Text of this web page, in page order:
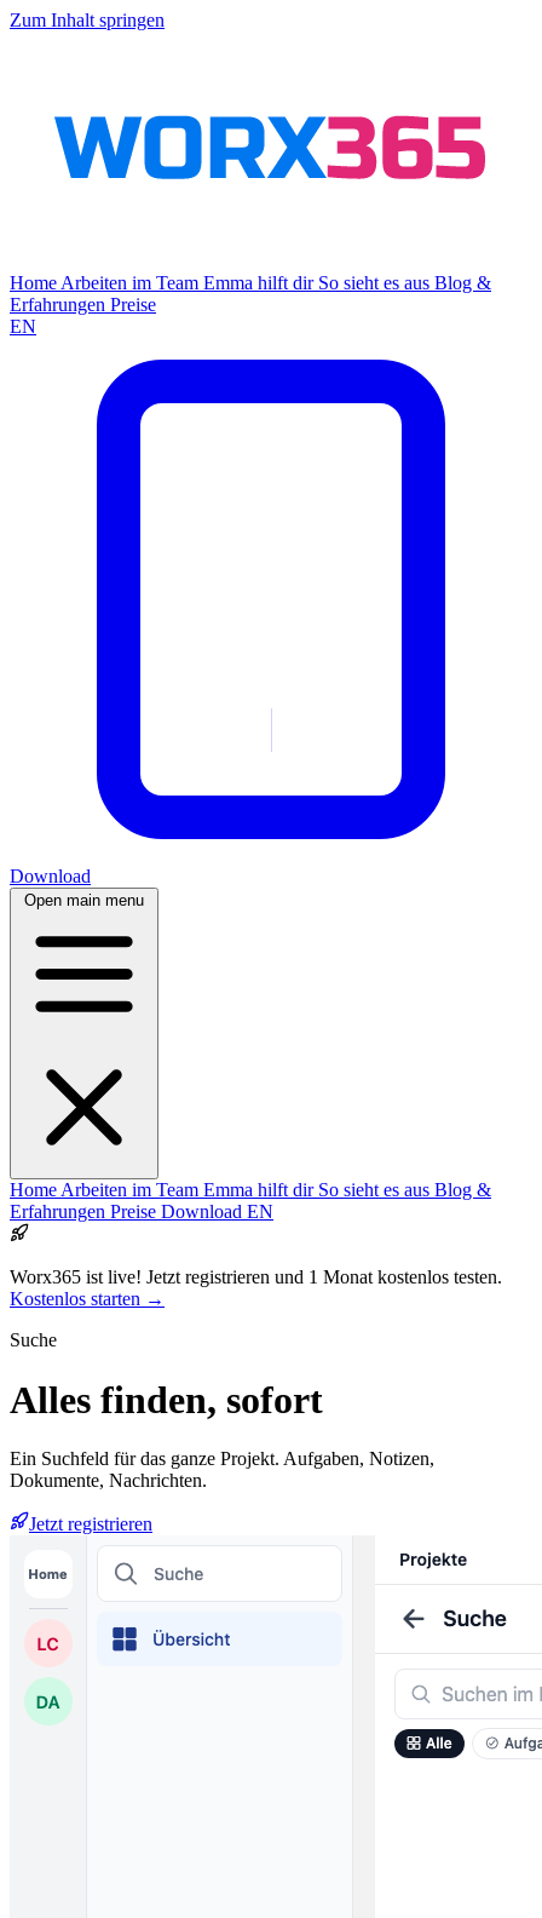
Zum Inhalt springen
Home Arbeiten im Team Emma hilft dir So sieht es aus Blog &
Erfahrungen Preise
EN
Download
Open main menu
Home Arbeiten im Team Emma hilft dir So sieht es aus Blog &
Erfahrungen Preise Download EN
Worx365 ist live! Jetzt registrieren und 1 Monat kostenlos testen.
Kostenlos starten →
Suche
Alles finden, sofort
Ein Suchfeld für das ganze Projekt. Aufgaben, Notizen,
Dokumente, Nachrichten.
Jetzt registrieren